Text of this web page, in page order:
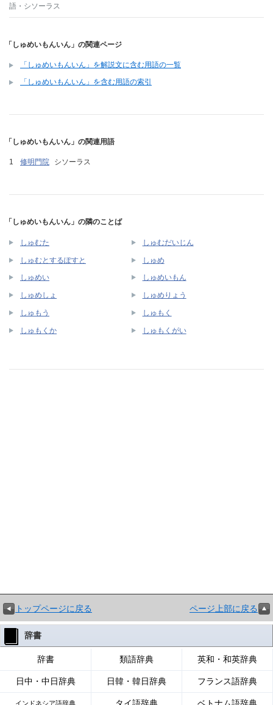
語・シソーラス
「しゅめいもんいん」の関連ページ
「しゅめいもんいん」を解説文に含む用語の一覧
「しゅめいもんいん」を含む用語の索引
「しゅめいもんいん」の関連用語
修明門院 シソーラス
「しゅめいもんいん」の隣のことば
しゅむた しゅむだいじん
しゅむとするぽすと しゅめ
しゅめい しゅめいもん
しゅめしょ しゅめりょう
しゅもう しゅもく
しゅもくか しゅもくがい
トップページに戻る ページ上部に戻る
辞書
辞書 類語辞典 英和・和英辞典
日中・中日辞典 日韓・韓日辞典 フランス語辞典
インドネシア語辞典